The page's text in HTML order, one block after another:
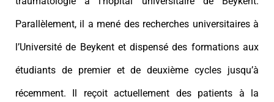
Parallèlement, il a mené des recherches universitaires à
l’Université de Beykent et dispensé des formations aux
étudiants de premier et de deuxième cycles jusqu’à
récemment. Il reçoit actuellement des patients à la